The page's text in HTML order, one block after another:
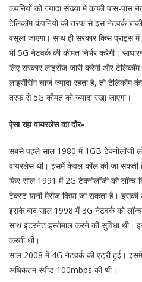
कंपनियों को ज्यादा संख्या में काफी पास-पास
टेलिकॉम कंपनियों की तरफ से इस नेटवर्क
वसूला जाएगा। साथ ही सरकार किस प्राइस
भी 5G नेटवर्क की कीमत निर्भर करेगी।
लिए सरकार लाइसेंज जारी करेगी और
लाइसेंसिंग चार्ज ज्यादा रहता है, तो
तरफ से 5G कीमत को ज्यादा रखा जाएगा।
ऐसा रहा वायरलेस का दौर-
सबसे पहले साल 1980 में 1GB टेक्नोलॉजी
वायरलेस थी। इसमें केवल कॉल की जा सकती
फिर साल 1991 में 2G टेक्नोलॉजी को लॉन्च
टेक्स्ट यानी मैसेज किया जा सकता है।
इसके बाद साल 1998 में 3G नेटवर्क को
साथ इंटरनेट इस्तेमाल करने की सुविधा
करती थी।
साल 2008 में 4G नेटवर्क की एंट्री हुई।
अधिकतम स्पीड 100mbps की थी।